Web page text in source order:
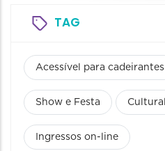
TAG
Acessível para cadeirantes
Show e Festa Cultural
Ingressos on-line